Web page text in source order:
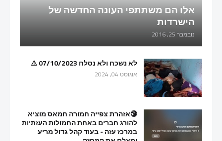
אלו הם משתתפי העונה החדשה של
הישרדות
נובמבר 25, 2016
לא נשכח ולא נסלח 07/10/2023 ⚠️
אוגוסט 04, 2024
🔞אזהרת צפייה חמורה חמאס מוציא
להורג חברים באחת החמולות העזתיות
במרכז עזה - בעוד קהל גדול מריע